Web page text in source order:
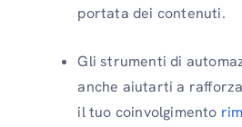
portata dei contenuti.
Gli strumenti di
anche aiutarti a
il tuo coinvolgimento